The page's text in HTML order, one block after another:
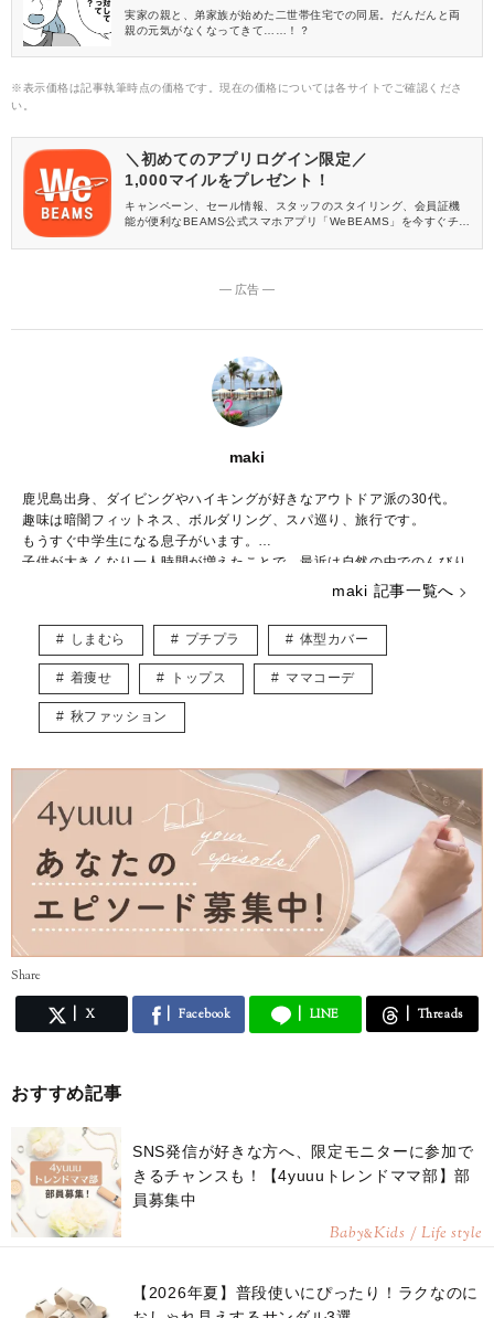
実家の親と、弟家族が始めた二世帯住宅での同居。だんだんと両
親の元気がなくなってきて……！？
※表示価格は記事執筆時点の価格です。現在の価格については各サイトでご確認くださ
い。
＼初めてのアプリログイン限定／
1,000マイルをプレゼント！
キャンペーン、セール情報、スタッフのスタイリング、会員証機
能が便利なBEAMS公式スマホアプリ「WeBEAMS」を今すぐチェ
― 広告 ―
maki
鹿児島出身、ダイビングやハイキングが好きなアウトドア派の30代。
趣味は暗闇フィットネス、ボルダリング、スパ巡り、旅行です。
もうすぐ中学生になる息子がいます。
子供が大きくなり一人時間が増えたことで、最近は自然の中でのんびり
ファッションを楽しんでいます。
こちらでは主にUNIQLOやGU、しまむらなどのプチプラアイテムを取
り入れたトレンド記事を紹介していきます。
宜しくお願いします。
maki 記事一覧へ
しまむら プチプラ 体型カバー
着痩せ トップス ママコーデ
秋ファッション
Share
X Facebook LINE Threads
おすすめ記事
SNS発信が好きな方へ、限定モニターに参加で
きるチャンスも！【4yuuuトレンドママ部】部
員募集中
Baby&Kids / Life style
【2026年夏】普段使いにぴったり！ラクなのに